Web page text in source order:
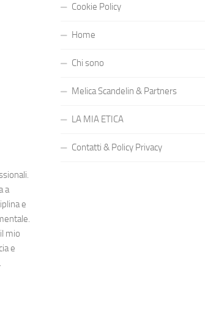
a
e
mio
e
Cookie Policy
Home
Chi sono
Melica Scandelin & Partners
LA MIA ETICA
Contatti & Policy Privacy